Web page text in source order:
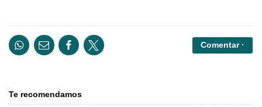
Comentar ·
Te recomendamos